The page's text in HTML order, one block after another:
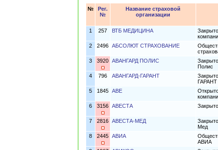
№
Рег.
№
Название страховой
организации
1 257 ВТБ МЕДИЦИНА
2
2496 АБСОЛЮТ СТРАХОВАНИЕ
3
3920 АВАНГАРД ПОЛИС
Полис
4
796 АВАНГАРД-ГАРАНТ
ГАРАНТ
5
1845 АВЕ
6
3156 АВЕСТА
7 2816 АВЕСТА-МЕД
Мед
8
2445 АВИА
АВИА